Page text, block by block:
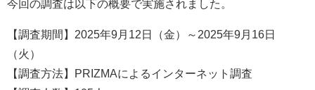
今回の調査は以下の概要で実施されました。
【調査期間】2025年9月12日（金）～2025年9月16日
（火）
【調査方法】PRIZMAによるインターネット調査